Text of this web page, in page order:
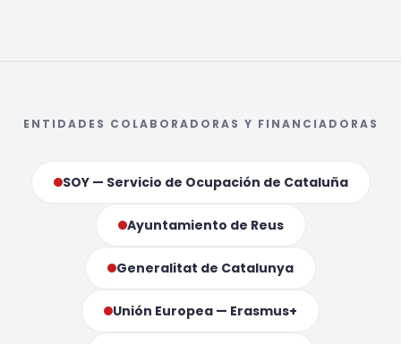
ENTIDADES COLABORADORAS Y FINANCIADORAS
SOY — Servicio de Ocupación de Cataluña
Ayuntamiento de Reus
Generalitat de Catalunya
Unión Europea — Erasmus+